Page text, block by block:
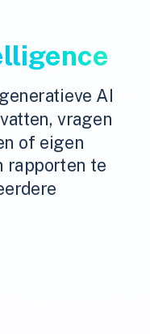
AI
vragen
of eigen
rapporten te